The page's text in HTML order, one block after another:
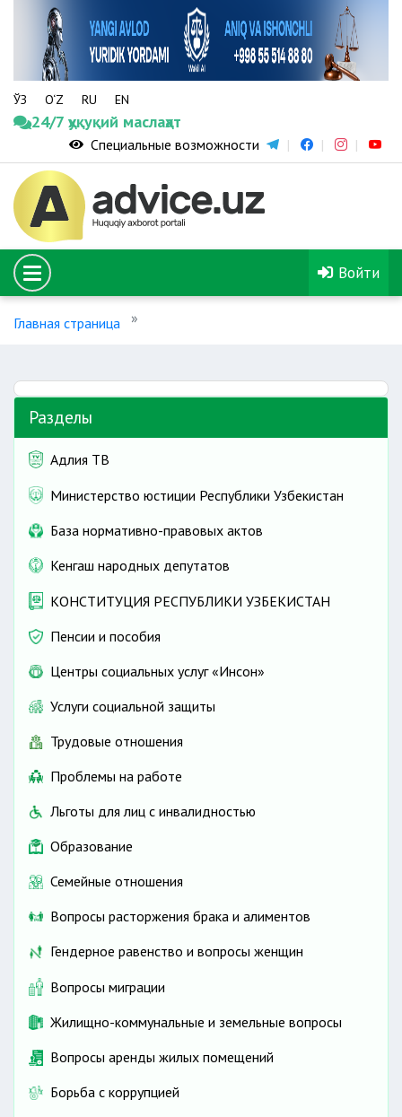
ЎЗ O‘Z RU EN
24/7 ҳуқуқий маслаҳат
Специальные возможности
Войти
Главная страница
Разделы
Адлия ТВ
Министерство юстиции Республики Узбекистан
База нормативно-правовых актов
Кенгаш народных депутатов
КОНСТИТУЦИЯ РЕСПУБЛИКИ УЗБЕКИСТАН
Пенсии и пособия
Центры социальных услуг «Инсон»
Услуги социальной защиты
Трудовые отношения
Проблемы на работе
Льготы для лиц с инвалидностью
Образование
Семейные отношения
Вопросы расторжения брака и алиментов
Гендерное равенство и вопросы женщин
Вопросы миграции
Жилищно-коммунальные и земельные вопросы
Вопросы аренды жилых помещений
Борьба с коррупцией